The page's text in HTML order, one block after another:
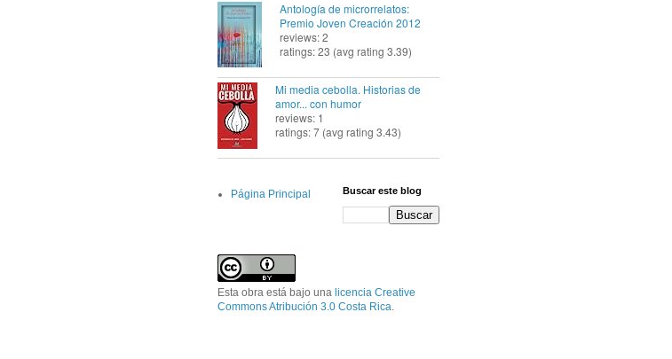
Antología de microrrelatos:
Premio Joven Creación 2012
reviews: 2
ratings: 23 (avg rating 3.39)
Mi media cebolla. Historias de
amor... con humor
reviews: 1
ratings: 7 (avg rating 3.43)
Página Principal Buscar este blog
Esta obra está bajo una licencia Creative
Commons Atribución 3.0 Costa Rica.